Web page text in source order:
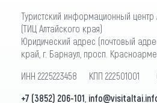
Туристский информационный центр
(ТИЦ Алтайского края)
Юридический адрес (почтовый
край, г. Барнаул, просп.
ИНН 2225223458 КПП 222501001
+7 (3852) 206-101